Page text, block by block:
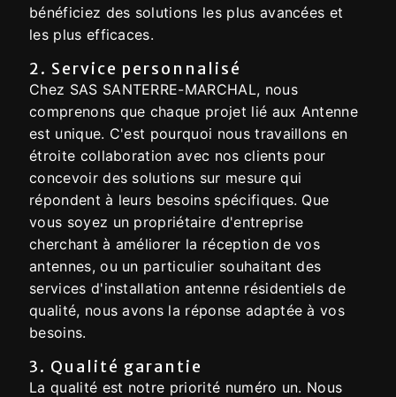
bénéficiez des solutions les plus avancées et
les plus efficaces.
2. Service personnalisé
Chez SAS SANTERRE-MARCHAL, nous
comprenons que chaque projet lié aux Antenne
est unique. C'est pourquoi nous travaillons en
étroite collaboration avec nos clients pour
concevoir des solutions sur mesure qui
répondent à leurs besoins spécifiques. Que
vous soyez un propriétaire d'entreprise
cherchant à améliorer la réception de vos
antennes, ou un particulier souhaitant des
services d'installation antenne résidentiels de
qualité, nous avons la réponse adaptée à vos
besoins.
3. Qualité garantie
La qualité est notre priorité numéro un. Nous